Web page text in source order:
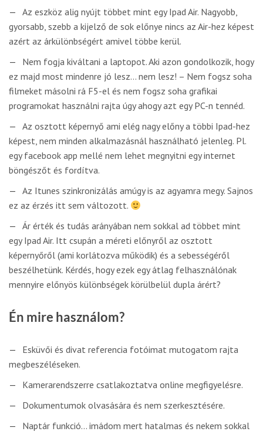
Az eszköz alig nyújt többet mint egy Ipad Air. Nagyobb,
gyorsabb, szebb a kijelző de sok előnye nincs az Air-hez képest
azért az árkülönbségért amivel többe kerül.
Nem fogja kiváltani a laptopot. Aki azon gondolkozik, hogy
ez majd most mindenre jó lesz… nem lesz! – Nem fogsz soha
filmeket másolni rá F5-el és nem fogsz soha grafikai
programokat használni rajta úgy ahogy azt egy PC-n tennéd.
Az osztott képernyő ami elég nagy előny a többi Ipad-hez
képest, nem minden alkalmazásnál használható jelenleg. Pl.
egy facebook app mellé nem lehet megnyitni egy internet
böngészőt és fordítva.
Az Itunes szinkronizálás amúgy is az agyamra megy. Sajnos
ez az érzés itt sem változott.
Ár érték és tudás arányában nem sokkal ad többet mint
egy Ipad Air. Itt csupán a méreti előnyről az osztott
képernyőről (ami korlátozva működik) és a sebességéről
beszélhetünk. Kérdés, hogy ezek egy átlag felhasználónak
mennyire előnyös különbségek körülbelül dupla árért?
Én mire használom?
Esküvői és divat referencia fotóimat mutogatom rajta
megbeszéléseken.
Kamerarendszerre csatlakoztatva online megfigyelésre.
Dokumentumok olvasására és nem szerkesztésére.
Naptár funkció… imádom mert hatalmas és nekem sokkal